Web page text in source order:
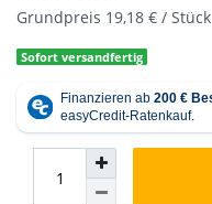
Grundpreis 19,18 € / Stück
Sofort versandfertig